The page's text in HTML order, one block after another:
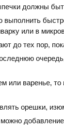
должны
или в
до тех пор,
или варенье,
орешки,